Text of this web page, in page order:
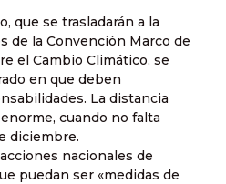
que se trasladarán a la
de la Convención Marco de
el Cambio Climático, se
en que deben
La distancia
cuando no falta
diciembre.
nacionales de
puedan ser «medidas de